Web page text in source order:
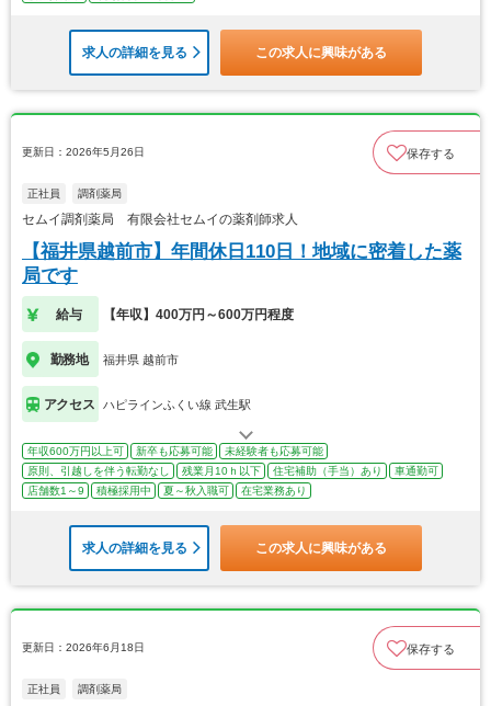
求人の詳細を見る この求人に興味がある
更新日：2026年5月26日 保存する
正社員 調剤薬局
セムイ調剤薬局 有限会社セムイの薬剤師求人
【福井県越前市】年間休日110日！地域に密着した薬
局です
給与 【年収】400万円～600万円程度
勤務地 福井県 越前市
アクセス ハピラインふくい線 武生駅
年収600万円以上可 新卒も応募可能
未経験者も応募可能
原則、引越しを伴う転勤なし
残業月10ｈ以下 住宅補助（手当）あり
車通勤可
店舗数1～9
積極採用中 夏～秋入職可 在宅業務あり
求人の詳細を見る この求人に興味がある
更新日：2026年6月18日 保存する
正社員 調剤薬局